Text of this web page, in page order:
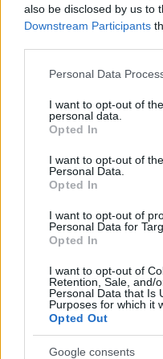
also be disclosed by us to
Downstream Participants
Please note that this
not limited to your visit or
grant or deny consent to
use your data for below
consent section.
Personal Data
I want to opt-out of
personal data.
Opted In
I want to opt-out of
Personal Data.
Opted In
I want to opt-out of
Personal Data for
Opted In
I want to opt-out of
Retention, Sale, and/
Personal Data that Is
Purposes for which it
Opted Out
Google consents
18η συνεχόμενη χρονιά
δεικτών FTSE4Good
Alpha Bank: Για πρώτη
άνοιξε τις πύλες του σε